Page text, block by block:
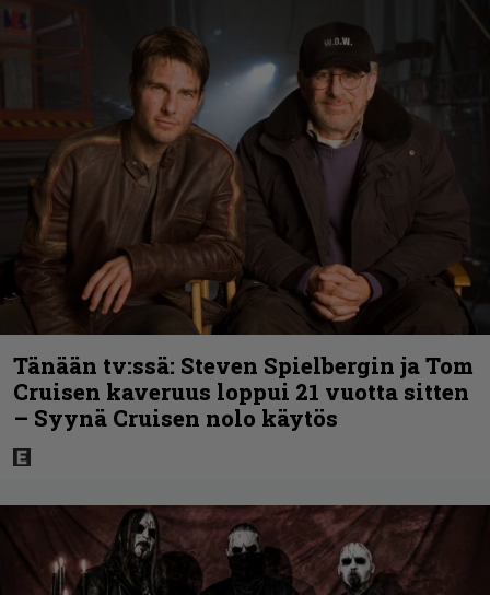
Tänään tv:ssä: Steven Spielbergin ja Tom
Cruisen kaveruus loppui 21 vuotta sitten
– Syynä Cruisen nolo käytös